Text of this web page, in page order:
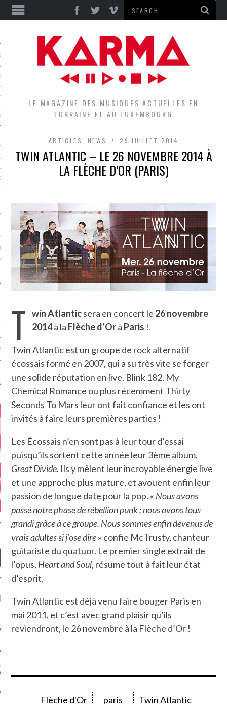
GROUPES DU LOCAL
CRITIQUES
7.6
– HEL...
LE MAGAZINE DES MUSIQUES ACTUELLES EN
LORRAINE ET AU LUXEMBOURG
ARTICLES NEWS 29 JUILLET 2014
TWIN ATLANTIC – LE 26 NOVEMBRE 2014 À
LA FLÈCHE D’OR (PARIS)
T win Atlanticsera en concert le 26 novembre
2014à la Flèche d’Orà Paris !
Twin Atlantic est un groupe de rock alternatif
écossais formé en 2007, qui a su très vite se forger
une solide réputation en live. Blink 182, My
Chemical Romance ou plus récemment Thirty
Seconds To Mars leur ont fait confiance et les ont
invités à faire leurs premières parties !
Les Écossais n’en sont pas à leur tour d’essai
puisqu’ils sortent cette année leur 3ème album,
Great Divide. Ils y mêlent leur incroyable énergie live
et une approche plus mature, et avouent enfin leur
passion de longue date pour la pop. « Nous avons
passé notre phase de rébellion punk ; nous avons tous
grandi grâce à ce groupe. Nous sommes enfin devenus de
vrais adultes si j’ose dire» confie McTrusty, chanteur
guitariste du quatuor. Le premier single extrait de
l’opus, Heart and Soul, résume tout à fait leur état
d’esprit.
Twin Atlantic est déjà venu faire bouger Paris en
mai 2011, et c’est avec grand plaisir qu’ils
reviendront, le 26 novembre à la Flèche d’Or !
Flèche d'Or paris Twin Atlantic